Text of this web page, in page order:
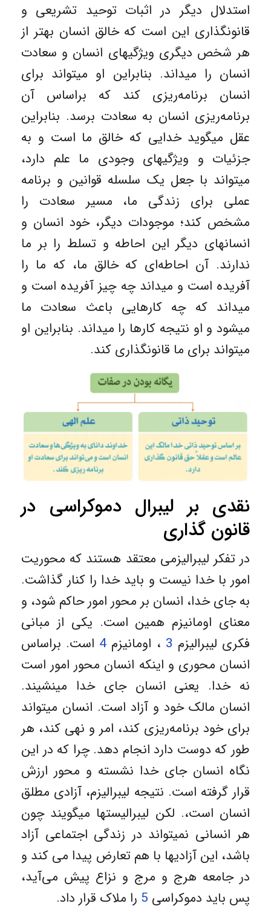
استدلال دیگر در اثبات توحید تشریعی و
قانونگذاری این است که خالق انسان بهتر از
هر شخص دیگری ویژگیهای انسان و سعادت
انسان را میداند. بنابراین او میتواند برای
انسان برنامه‌ریزی کند که براساس آن
برنامه‌ریزی انسان به سعادت برسد. بنابراین
عقل میگوید خدایی که خالق ما است و به
جزئیات و ویژگیهای وجودی ما علم دارد،
میتواند با جعل یک سلسله قوانین و برنامه
عملی برای زندگی ما، مسیر سعادت را
مشخص کند؛ موجودات دیگر، خود انسان و
انسانهای دیگر این احاطه و تسلط را بر ما
ندارند. آن احاطه‌ای که خالق ما، که ما را
آفریده است و میداند چه چیز آفریده است و
میداند که چه کارهایی باعث سعادت ما
میشود و او نتیجه کارها را میداند. بنابراین او
میتواند برای ما قانونگذاری کند.
نقدی بر لیبرال دموکراسی در
قانون گذاری
در تفکر لیبرالیزمی معتقد هستند که محوریت
امور با خدا نیست و باید خدا را کنار گذاشت.
به جای خدا، انسان بر محور امور حاکم شود، و
معنای اومانیزم همین است. یکی از مبانی
فکری لیبرالیزم 3 ، اومانیزم 4 است. براساس
انسان محوری و اینکه انسان محور امور است
نه خدا. یعنی انسان جای خدا مینشیند.
انسان مالک خود و آزاد است. انسان میتواند
برای خود برنامه‌ریزی کند، امر و نهی کند، هر
طور که دوست دارد انجام دهد. چرا که در این
نگاه انسان جای خدا نشسته و محور ارزش
قرار گرفته است. نتیجه لیبرالیزم، آزادی مطلق
انسان است،. لکن لیبرالیستها میگویند چون
هر انسانی نمیتواند در زندگی اجتماعی آزاد
باشد، این آزادیها با هم تعارض پیدا می کند و
در جامعه هرج و مرج و نزاع پیش می‌آید،
پس باید دموکراسی 5 را ملاک قرار داد.